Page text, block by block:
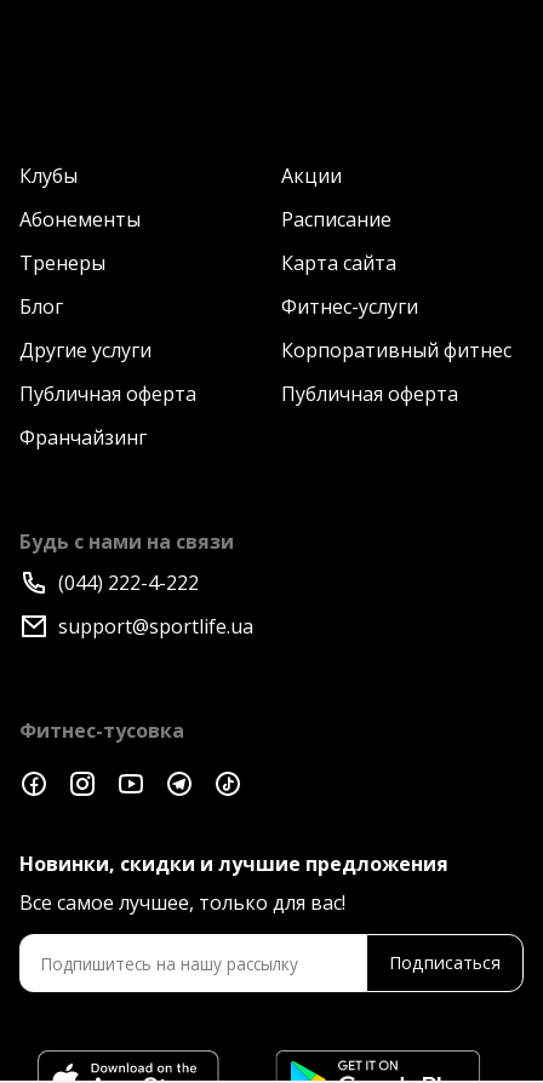
Клубы
Акции
Абонементы
Расписание
Тренеры
Карта сайта
Блог
Фитнес-услуги
Другие услуги
Корпоративный фитнес
Публичная оферта
Публичная оферта
Франчайзинг
Будь с нами на связи
(044) 222-4-222
support@sportlife.ua
Фитнес-тусовка
Новинки, скидки и лучшие предложения
Все самое лучшее, только для вас!
Подписаться